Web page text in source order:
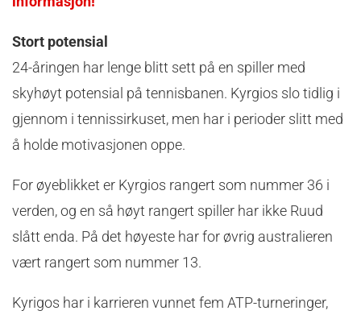
Stort potensial
24-åringen har lenge blitt sett på en spiller med
skyhøyt potensial på tennisbanen. Kyrgios slo tidlig i
gjennom i tennissirkuset, men har i perioder slitt med
å holde motivasjonen oppe.
For øyeblikket er Kyrgios rangert som nummer 36 i
verden, og en så høyt rangert spiller har ikke Ruud
slått enda. På det høyeste har for øvrig australieren
vært rangert som nummer 13.
Kyrigos har i karrieren vunnet fem ATP-turneringer,